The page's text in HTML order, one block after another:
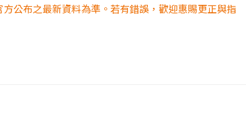
公布之最新資料為準。若有錯誤，歡迎惠賜更正與指